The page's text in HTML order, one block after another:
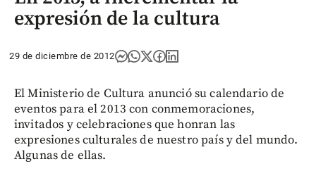
expresión de la cultura
29 de diciembre de 2012
El Ministerio de Cultura anunció su calendario de
eventos para el 2013 con conmemoraciones,
invitados y celebraciones que honran las
expresiones culturales de nuestro país y del mundo.
Algunas de ellas.